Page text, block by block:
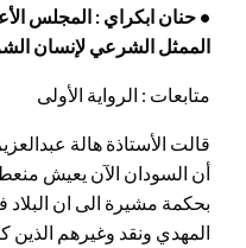
• حنان ابكراي : المجلس
الممثل الشرعي لإنسان
متابعات : الرواية الأولى
قالت الأستاذة هالة
أن السودان الآن يعيش
بحكمة مشيرة الى ان
المهدي ونقد وغيرهم الذين